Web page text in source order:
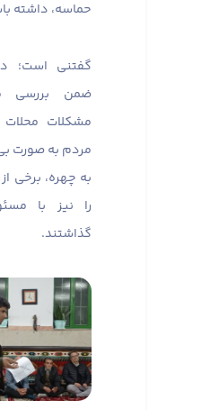
حماسه، داشته
گفتنی است؛
ضمن بررسی
مشکلات محلات
مردم به صورت
به چهره، برخی
را نیز با
گذاشتند.